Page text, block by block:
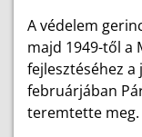
A védelem
majd 1949-től a
fejlesztéséhez a
februárjában
teremtette meg.